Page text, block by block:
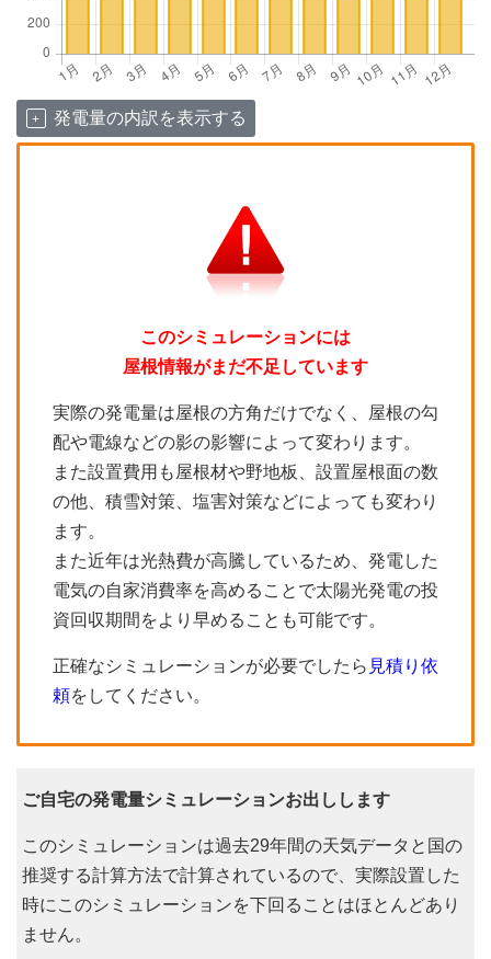
発電量の内訳を表示する
このシミュレーションには
屋根情報がまだ不足しています
実際の発電量は屋根の方角だけでなく、屋根の勾
配や電線などの影の影響によって変わります。
また設置費用も屋根材や野地板、設置屋根面の数
の他、積雪対策、塩害対策などによっても変わり
ます。
また近年は光熱費が高騰しているため、発電した
電気の自家消費率を高めることで太陽光発電の投
資回収期間をより早めることも可能です。
正確なシミュレーションが必要でしたら 見積り依
頼をしてください。
ご自宅の発電量シミュレーションお出しします
このシミュレーションは過去29年間の天気データと国の
推奨する計算方法で計算されているので、実際設置した
時にこのシミュレーションを下回ることはほとんどあり
ません。